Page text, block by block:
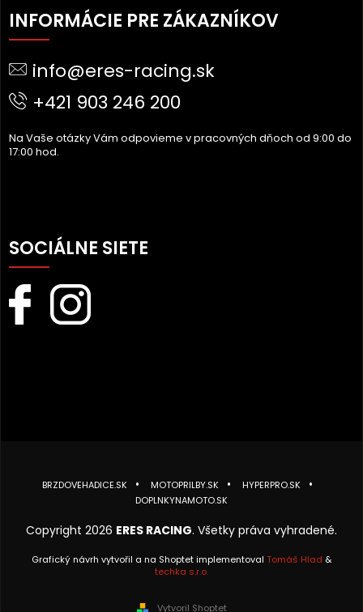
Á
P
T
INFORMÁCIE PRE ZÁKAZNÍKOV
info@eres-racing.sk
+421 903 246 200
Na Vaše otázky Vám odpovieme v pracovných dňoch od 9:00 do
17:00 hod.
SOCIÁLNE SIETE
BRZDOVEHADICE.SK MOTOPRILBY.SK
HYPERPRO.SK
DOPLNKYNAMOTO.SK
Copyright 2026 ERES RACING. Všetky práva vyhradené.
Grafický návrh vytvořil a na Shoptet implementoval Tomáš Hlad &
techka s.r.o.
Vytvoril Shoptet